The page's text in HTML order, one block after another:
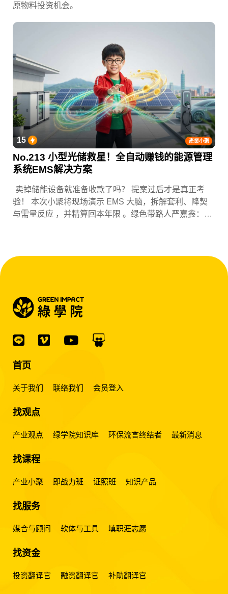
原物料投资机会。
產業小聚
15
No.213 小型光储救星！全自动赚钱的能源管理
系统EMS解决方案
卖掉储能设备就准备收款了吗？ 提案过后才是真正考
验！ 本次小聚将现场演示 EMS 大脑，拆解套利、降契
与需量反应 ，并精算回本年限 。绿色带路人严嘉鑫：
首页
关于我们 联络我们 会员登入
找观点
产业观点 绿学院知识库 环保流言终结者 最新消息
找课程
产业小聚 即战力班 证照班 知识产品
找服务
媒合与顾问 软体与工具 填职涯志愿
找资金
投资翻译官 融资翻译官 补助翻译官